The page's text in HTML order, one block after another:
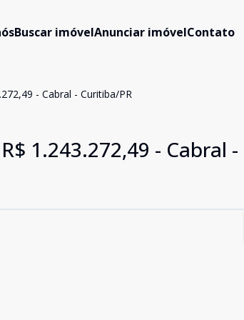
Buscar imóvelAnunciar imóvelContato
- Cabral - Curitiba/PR
1.243.272,49 - Cabral -